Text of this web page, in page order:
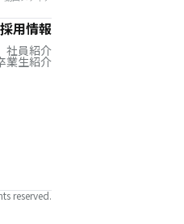
採用情報
社員紹介
業生紹介
reserved.